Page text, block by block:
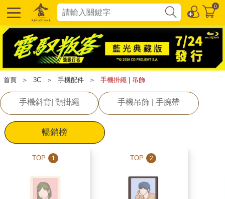
0
首頁 ＞ 3C ＞ 手機配件 ＞ 手機掛繩 | 吊飾
手機斜背| 頸掛繩 手機吊飾 | 手腕帶
暢銷榜
TOP 1 TOP 2